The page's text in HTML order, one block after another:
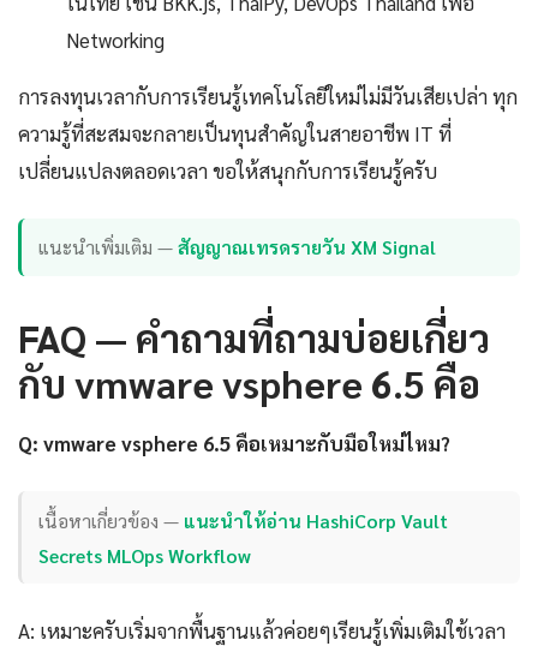
Networking
การลงทุนเวลากับการเรียนรู้เทคโนโลยีใหม่ไม่มีวันเสียเปล่า ทุก
ความรู้ที่สะสมจะกลายเป็นทุนสำคัญในสายอาชีพ IT ที่
เปลี่ยนแปลงตลอดเวลา ขอให้สนุกกับการเรียนรู้ครับ
แนะนำเพิ่มเติม —สัญญาณเทรดรายวัน XM Signal
FAQ — คำถามที่ถามบ่อยเกี่ยว
กับ vmware vsphere 6.5 คือ
Q: vmware vsphere 6.5 คือเหมาะกับมือใหม่ไหม?
เนื้อหาเกี่ยวข้อง — แนะนำให้อ่าน HashiCorp Vault
Secrets MLOps Workflow
A: เหมาะครับเริ่มจากพื้นฐานแล้วค่อยๆเรียนรู้เพิ่มเติมใช้เวลา